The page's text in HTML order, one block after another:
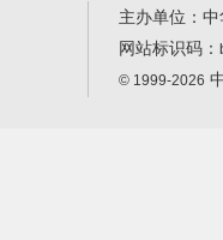
主办单位：
网站标识码：
© 1999-2026